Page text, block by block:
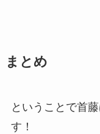
まとめ
ということで首
す！